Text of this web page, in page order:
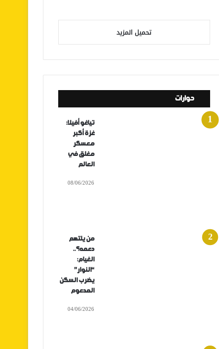
تحميل المزيد
حوارات
تياغو أفيلا:
غزة أكبر
معسكر
مغلق في
العالم
08/06/2026
من يلتهم
دعمه؟..
الغيام:
“النوار”
يضرب السكن
المدعوم
04/06/2026